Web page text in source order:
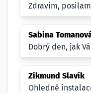
Zdravim,
Sabina
Dobrý den, jak
Zikmund Slavík
Ohledně